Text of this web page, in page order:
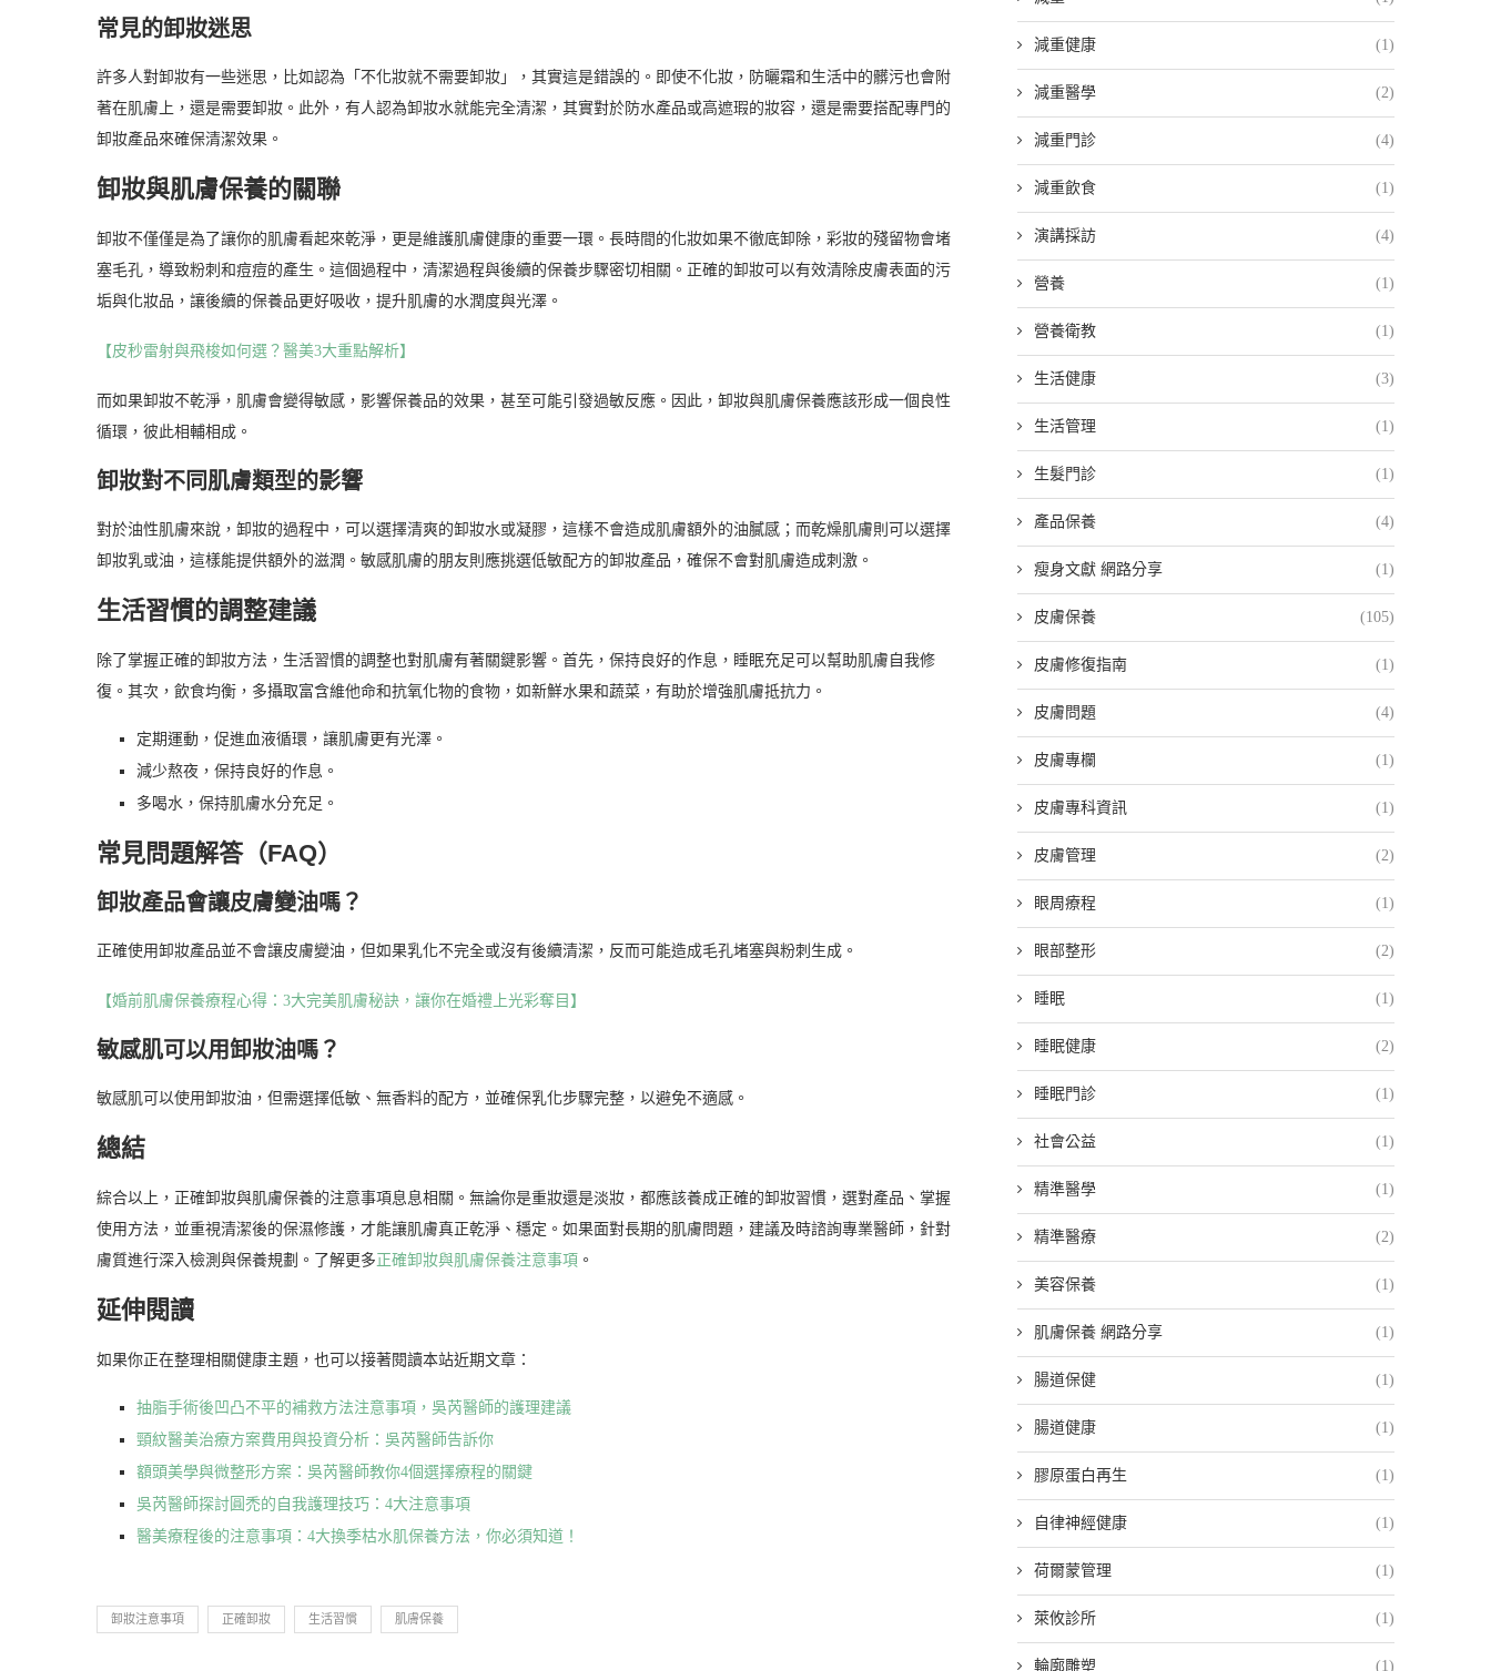
常見的卸妝迷思
許多人對卸妝有一些迷思，比如認為「不化妝就不需要卸妝」，其實這是錯誤的。即使不化妝，防曬霜和生活中的髒污也會附
著在肌膚上，還是需要卸妝。此外，有人認為卸妝水就能完全清潔，其實對於防水產品或高遮瑕的妝容，還是需要搭配專門的
卸妝產品來確保清潔效果。
卸妝與肌膚保養的關聯
卸妝不僅僅是為了讓你的肌膚看起來乾淨，更是維護肌膚健康的重要一環。長時間的化妝如果不徹底卸除，彩妝的殘留物會堵
塞毛孔，導致粉刺和痘痘的產生。這個過程中，清潔過程與後續的保養步驟密切相關。正確的卸妝可以有效清除皮膚表面的污
垢與化妝品，讓後續的保養品更好吸收，提升肌膚的水潤度與光澤。
【皮秒雷射與飛梭如何選？醫美3大重點解析】
而如果卸妝不乾淨，肌膚會變得敏感，影響保養品的效果，甚至可能引發過敏反應。因此，卸妝與肌膚保養應該形成一個良性
循環，彼此相輔相成。
卸妝對不同肌膚類型的影響
對於油性肌膚來說，卸妝的過程中，可以選擇清爽的卸妝水或凝膠，這樣不會造成肌膚額外的油膩感；而乾燥肌膚則可以選擇
卸妝乳或油，這樣能提供額外的滋潤。敏感肌膚的朋友則應挑選低敏配方的卸妝產品，確保不會對肌膚造成刺激。
生活習慣的調整建議
除了掌握正確的卸妝方法，生活習慣的調整也對肌膚有著關鍵影響。首先，保持良好的作息，睡眠充足可以幫助肌膚自我修
復。其次，飲食均衡，多攝取富含維他命和抗氧化物的食物，如新鮮水果和蔬菜，有助於增強肌膚抵抗力。
定期運動，促進血液循環，讓肌膚更有光澤。
減少熬夜，保持良好的作息。
多喝水，保持肌膚水分充足。
常見問題解答（FAQ）
卸妝產品會讓皮膚變油嗎？
正確使用卸妝產品並不會讓皮膚變油，但如果乳化不完全或沒有後續清潔，反而可能造成毛孔堵塞與粉刺生成。
【婚前肌膚保養療程心得：3大完美肌膚秘訣，讓你在婚禮上光彩奪目】
敏感肌可以用卸妝油嗎？
敏感肌可以使用卸妝油，但需選擇低敏、無香料的配方，並確保乳化步驟完整，以避免不適感。
總結
綜合以上，正確卸妝與肌膚保養的注意事項息息相關。無論你是重妝還是淡妝，都應該養成正確的卸妝習慣，選對產品、掌握
使用方法，並重視清潔後的保濕修護，才能讓肌膚真正乾淨、穩定。如果面對長期的肌膚問題，建議及時諮詢專業醫師，針對
膚質進行深入檢測與保養規劃。了解更多正確卸妝與肌膚保養注意事項 。
延伸閱讀
如果你正在整理相關健康主題，也可以接著閱讀本站近期文章：
抽脂手術後凹凸不平的補救方法注意事項，吳芮醫師的護理建議
頸紋醫美治療方案費用與投資分析：吳芮醫師告訴你
額頭美學與微整形方案：吳芮醫師教你4個選擇療程的關鍵
吳芮醫師探討圓禿的自我護理技巧：4大注意事項
醫美療程後的注意事項：4大換季枯水肌保養方法，你必須知道！
卸妝注意事項 正確卸妝 生活習慣 肌膚保養
減重健康 (1)
減重醫學 (2)
減重門診 (4)
減重飲食 (1)
演講採訪 (4)
營養 (1)
營養衛教 (1)
生活健康 (3)
生活管理 (1)
生髮門診 (1)
產品保養 (4)
瘦身文獻 網路分享 (1)
皮膚保養 (105)
皮膚修復指南 (1)
皮膚問題 (4)
皮膚專欄 (1)
皮膚專科資訊 (1)
皮膚管理 (2)
眼周療程 (1)
眼部整形 (2)
睡眠 (1)
睡眠健康 (2)
睡眠門診 (1)
社會公益 (1)
精準醫學 (1)
精準醫療 (2)
美容保養 (1)
肌膚保養 網路分享 (1)
腸道保健 (1)
腸道健康 (1)
膠原蛋白再生 (1)
自律神經健康 (1)
荷爾蒙管理 (1)
萊攸診所 (1)
輪廓雕塑 (1)